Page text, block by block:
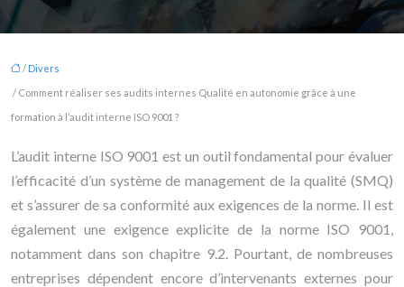
/ Divers
/ Comment réaliser ses audits internes Qualité en autonomie grâce à une
formation à l’audit interne ISO 9001 ?
L’audit interne ISO 9001 est un outil fondamental pour évaluer
l’efficacité d’un système de management de la qualité (SMQ)
et s’assurer de sa conformité aux exigences de la norme. Il est
également une exigence explicite de la norme ISO 9001,
notamment dans son chapitre 9.2. Pourtant, de nombreuses
entreprises dépendent encore d’intervenants externes pour